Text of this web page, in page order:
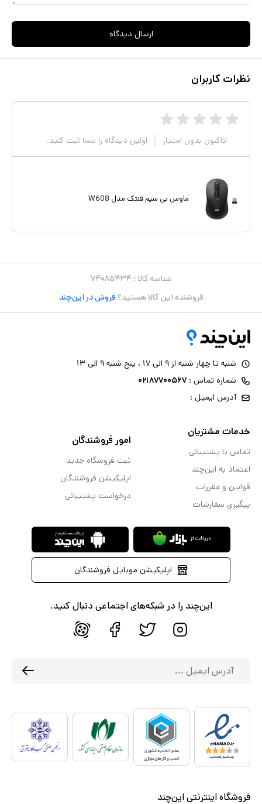
ارسال دیدگاه
نظرات کاربران
تاکنون بدون امتیاز اولین دیدگاه را شما ثبت کنید.
ماوس بی سیم فنتک مدل W608
شناسه کالا : ۷۴۰۸۵۴۳۴
فروشنده این کالا هستید؟ فروش در این‌چند
شنبه تا چهار شنبه از ۹ الی ۱۷ ، پنج شنبه ۹ الی ۱۳
شماره تماس : ۰۲۱۸۷۷۰۰۵۶۷
آدرس ایمیل :
خدمات مشتریان
تماس با پشتیبانی
اعتماد به این‌چند
قوانین و مقررات
پیگیری سفارشات
امور فروشندگان
ثبت فروشگاه جدید
اپلیکیشن فروشندگان
درخواست پشتیبانی
اپلیکیشن موبایل فروشندگان
این‌چند را در شبکه‌های اجتماعی دنبال کنید.
فروشگاه اینترنتی این‌چند